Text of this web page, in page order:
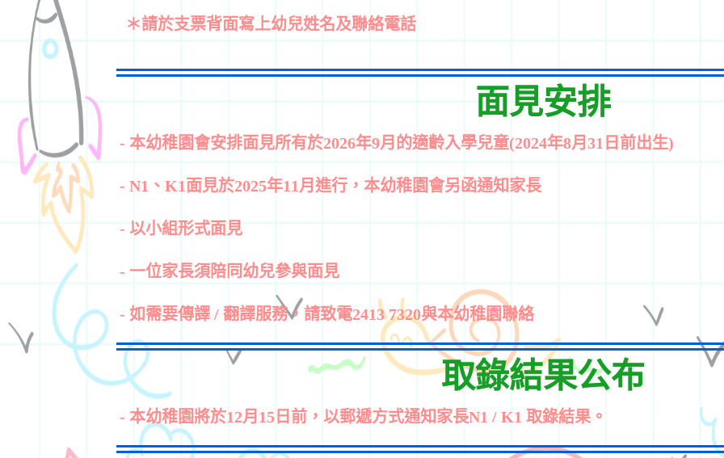
＊請於支票背面寫上幼兒姓名及聯絡電話
面見安排
- 本幼稚園會安排面見所有於2026年9月的適齡入學兒童(2024年8月31 日前出生)
- N1 、K1面見於2025年11月進行，本幼稚園會另函通知家長
- 以小組形式面見
- 一位家長須陪同幼兒參與面見
- 如需要傳譯 / 翻譯服務，請致電2413 7320與本幼稚園聯絡
取錄結果公布
- 本幼稚園將於12月15日前，以郵遞方式通知家長N1 / K1 取錄結果。